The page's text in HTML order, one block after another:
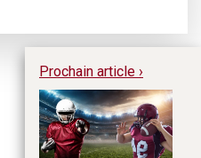
Prochain article ›